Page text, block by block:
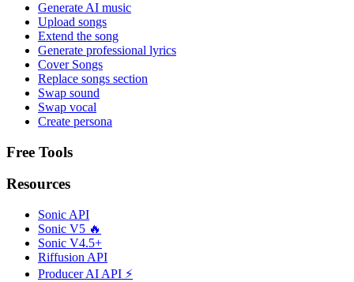
Generate AI music
Upload songs
Extend the song
Generate professional lyrics
Cover Songs
Replace songs section
Swap sound
Swap vocal
Create persona
Free Tools
Resources
Sonic API
Sonic V5 🔥
Sonic V4.5+
Riffusion API
Producer AI API ⚡